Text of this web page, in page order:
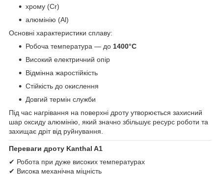
хрому (Cr)
алюмінію (Al)
Основні характеристики сплаву:
Робоча температура — до 1400°C
Високий електричний опір
Відмінна жаростійкість
Стійкість до окислення
Довгий термін служби
Під час нагрівання на поверхні дроту утворюється захисний
шар оксиду алюмінію, який значно збільшує ресурс роботи та
захищає дріт від руйнування.
Переваги дроту Kanthal A1
✔ Робота при дуже високих температурах
✔ Висока механічна міцність